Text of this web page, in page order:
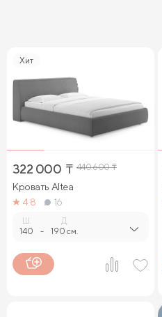
Хит
322 000 ₸ 440 600₸
Кровать Altea
4.8
16
Ш.
140 -
Д.
190 см.